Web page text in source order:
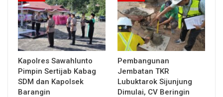
Kapolres Sawahlunto
Pimpin Sertijab Kabag
SDM dan Kapolsek
Barangin
Pembangunan
Jembatan TKR
Lubuktarok Sijunjung
Dimulai, CV Beringin